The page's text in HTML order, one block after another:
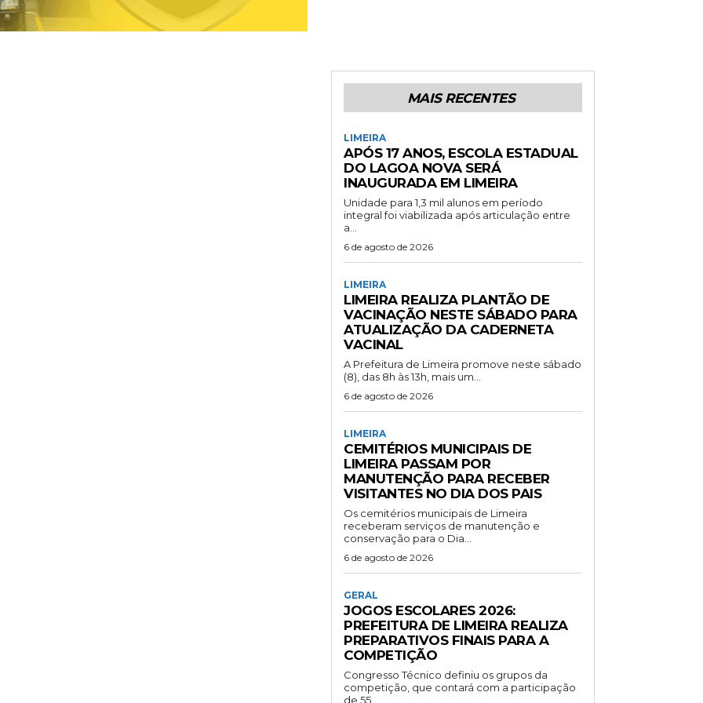
MAIS RECENTES
LIMEIRA
APÓS 17 ANOS, ESCOLA ESTADUAL
DO LAGOA NOVA SERÁ
INAUGURADA EM LIMEIRA
Unidade para 1,3 mil alunos em período
integral foi viabilizada após articulação entre
a...
6 de agosto de 2026
LIMEIRA
LIMEIRA REALIZA PLANTÃO DE
VACINAÇÃO NESTE SÁBADO PARA
ATUALIZAÇÃO DA CADERNETA
VACINAL
A Prefeitura de Limeira promove neste sábado
(8), das 8h às 13h, mais um...
6 de agosto de 2026
LIMEIRA
CEMITÉRIOS MUNICIPAIS DE
LIMEIRA PASSAM POR
MANUTENÇÃO PARA RECEBER
VISITANTES NO DIA DOS PAIS
Os cemitérios municipais de Limeira
receberam serviços de manutenção e
conservação para o Dia...
6 de agosto de 2026
GERAL
JOGOS ESCOLARES 2026:
PREFEITURA DE LIMEIRA REALIZA
PREPARATIVOS FINAIS PARA A
COMPETIÇÃO
Congresso Técnico definiu os grupos da
competição, que contará com a participação
de 55...